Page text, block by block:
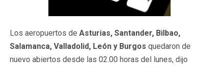
Los aeropuertos de Asturias, Santander, Bilbao,
Salamanca, Valladolid, León y Burgos quedaron de
nuevo abiertos desde las 02.00 horas del lunes, dijo